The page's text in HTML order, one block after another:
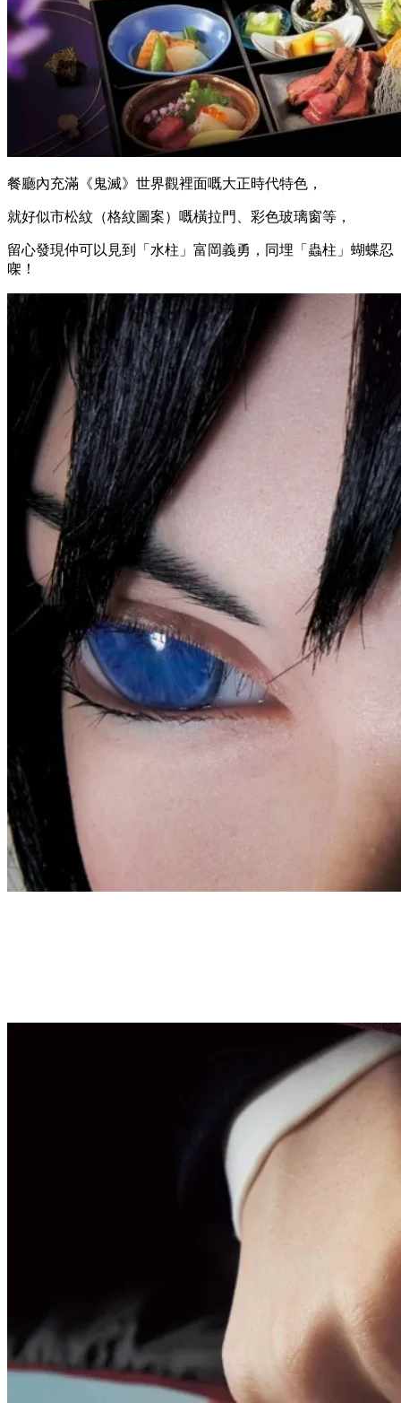
餐廳內充滿《鬼滅》世界觀裡面嘅大正時代特色，
就好似市松紋（格紋圖案）嘅橫拉門、彩色玻璃窗等，
留心發現仲可以見到「水柱」富岡義勇，同埋「蟲柱」蝴蝶忍
㗎！